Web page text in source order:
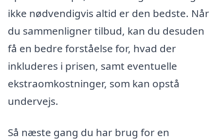
ikke nødvendigvis altid er den bedste. Når
du sammenligner tilbud, kan du desuden
få en bedre forståelse for, hvad der
inkluderes i prisen, samt eventuelle
ekstraomkostninger, som kan opstå
undervejs.
Så næste gang du har brug for en